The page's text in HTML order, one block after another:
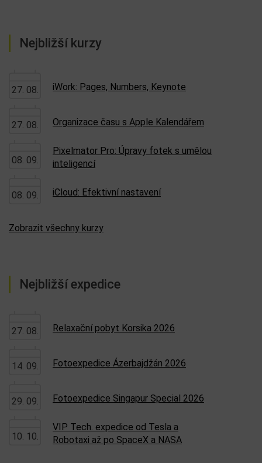
Nejbližší kurzy
27. 08. iWork: Pages, Numbers, Keynote
27. 08. Organizace času s Apple Kalendářem
08. 09.
Pixelmator Pro: Úpravy fotek s umělou
inteligencí
08. 09. iCloud: Efektivní nastavení
Zobrazit všechny kurzy
Nejbližší expedice
27. 08. Relaxační pobyt Korsika 2026
14. 09. Fotoexpedice Ázerbajdžán 2026
29. 09. Fotoexpedice Singapur Special 2026
10. 10.
VIP Tech. expedice od Tesla a
Robotaxi až po SpaceX a NASA